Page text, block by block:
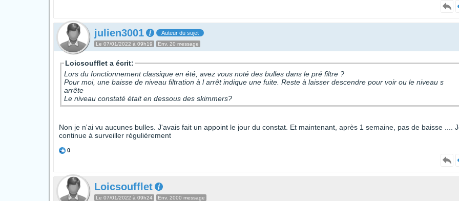
julien3001 Auteur du sujet
Le 07/01/2022 à 09h19 Env. 20 message
Loicsoufflet a écrit:
Lors du fonctionnement classique en été, avez vous noté des bulles dans le pré filtre ?
Pour moi, une baisse de niveau filtration à l arrêt indique une fuite. Reste à laisser descendre pour voir ou le niveau s
arrête
Le niveau constaté était en dessous des skimmers?
Non je n'ai vu aucunes bulles. J'avais fait un appoint le jour du constat. Et maintenant, après 1 semaine, pas de baisse ....
continue à surveiller régulièrement
0
Loicsoufflet
Le 07/01/2022 à 09h24 Env. 2000 message